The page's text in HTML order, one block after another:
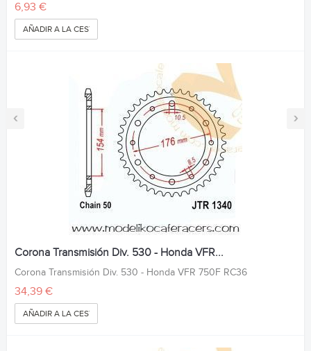
‹ ›
6,93 €
AÑADIR A LA CESTA
Corona Transmisión Div. 530 - Honda VFR...
Corona Transmisión Div. 530 - Honda VFR 750F RC36
34,39 €
AÑADIR A LA CESTA